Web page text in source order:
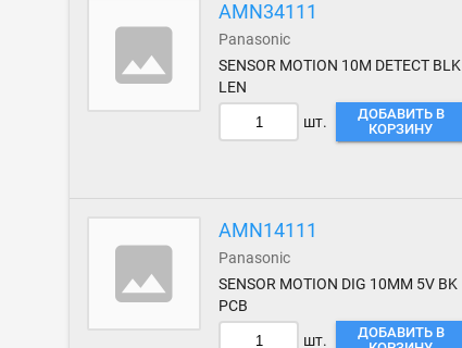
AMN34111
Panasonic
SENSOR MOTION 10M DETECT BLK
LEN
шт.
ДОБАВИТЬ В
КОРЗИНУ
AMN14111
Panasonic
SENSOR MOTION DIG 10MM 5V BK
PCB
шт.
ДОБАВИТЬ В